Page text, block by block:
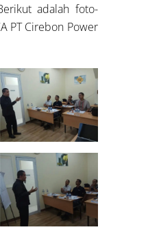
adalah foto-
PT Cirebon Power